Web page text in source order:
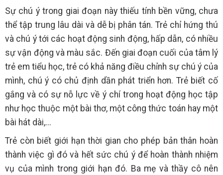
Sự chú ý trong giai đoạn này thiếu tính bền vững, chưa
thể tập trung lâu dài và dễ bị phân tán. Trẻ chỉ hứng thú
và chú ý tới các hoạt động sinh động, hấp dẫn, có nhiều
sự vận động và màu sắc. Đến giai đoạn cuối của tâm lý
trẻ em tiểu học, trẻ có khả năng điều chỉnh sự chú ý của
mình, chú ý có chủ định dần phát triển hơn. Trẻ biết cố
gắng và có sự nỗ lực về ý chí trong hoạt động học tập
như học thuộc một bài thơ, một công thức toán hay một
bài hát dài,...
Trẻ còn biết giới hạn thời gian cho phép bản thân hoàn
thành việc gì đó và hết sức chú ý để hoàn thành nhiệm
vụ của mình trong giới hạn đó. Ba mẹ và thầy cô nên